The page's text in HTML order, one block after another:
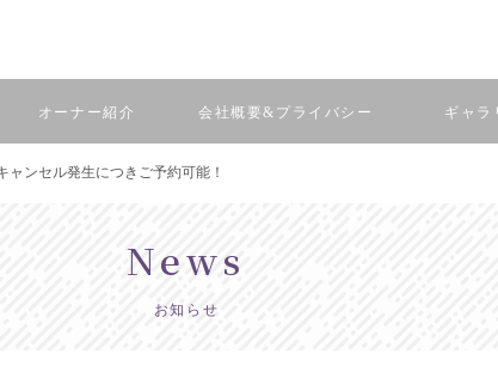
オーナー紹介 会社概要&プライバシー ギャラ
ャンセル発生につきご予約可能！
news
お知らせ